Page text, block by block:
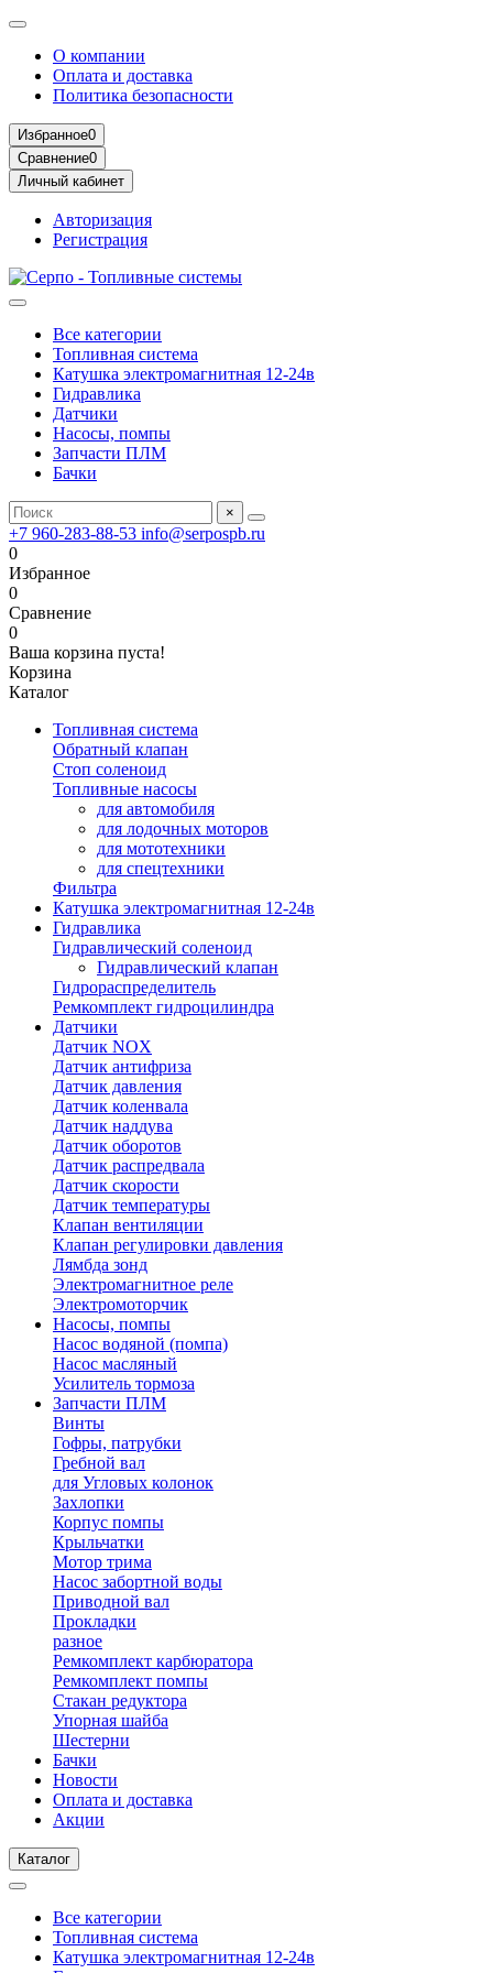
О компании
Оплата и доставка
Политика безопасности
Избранное0
Сравнение0
Личный кабинет
Авторизация
Регистрация
Все категории
Топливная система
Катушка электромагнитная 12-24в
Гидравлика
Датчики
Насосы, помпы
Запчасти ПЛМ
Бачки
×
+7 960-283-88-53 info@serpospb.ru
0
Избранное
0
Сравнение
0
Ваша корзина пуста!
Корзина
Каталог
Топливная система
Обратный клапан
Стоп соленоид
Топливные насосы
для автомобиля
для лодочных моторов
для мототехники
для спецтехники
Фильтра
Катушка электромагнитная 12-24в
Гидравлика
Гидравлический соленоид
Гидравлический клапан
Гидрораспределитель
Ремкомплект гидроцилиндра
Датчики
Датчик NOX
Датчик антифриза
Датчик давления
Датчик коленвала
Датчик наддува
Датчик оборотов
Датчик распредвала
Датчик скорости
Датчик температуры
Клапан вентиляции
Клапан регулировки давления
Лямбда зонд
Электромагнитное реле
Электромоторчик
Насосы, помпы
Насос водяной (помпа)
Насос масляный
Усилитель тормоза
Запчасти ПЛМ
Винты
Гофры, патрубки
Гребной вал
для Угловых колонок
Захлопки
Корпус помпы
Крыльчатки
Мотор трима
Насос забортной воды
Приводной вал
Прокладки
разное
Ремкомплект карбюратора
Ремкомплект помпы
Стакан редуктора
Упорная шайба
Шестерни
Бачки
Новости
Оплата и доставка
Акции
Каталог
Все категории
Топливная система
Катушка электромагнитная 12-24в